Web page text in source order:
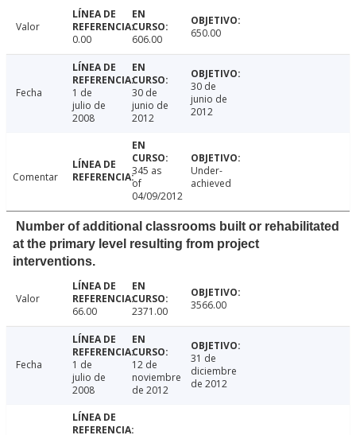
Valor
0.00
606.00 650.00
Fecha
1 de
julio de
2008
30 de
junio de
2012
30 de
junio de
2012
Comentar
345 as
of
04/09/2012
Under-
achieved
Number of additional classrooms built or rehabilitated
at the primary level resulting from project
interventions.
Valor
66.00
2371.00 3566.00
Fecha
1 de
julio de
2008
12 de
noviembre
de 2012
31 de
diciembre
de 2012